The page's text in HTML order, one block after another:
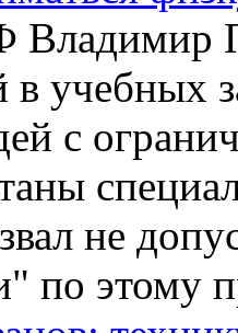
Владимир
в учебных
с
не
по этому